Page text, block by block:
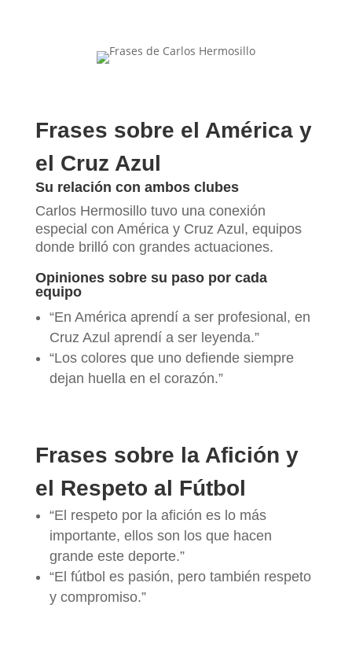
Frases sobre el América y
el Cruz Azul
Su relación con ambos clubes
Carlos Hermosillo tuvo una conexión
especial con América y Cruz Azul, equipos
donde brilló con grandes actuaciones.
Opiniones sobre su paso por cada
equipo
“En América aprendí a ser profesional, en
Cruz Azul aprendí a ser leyenda.”
“Los colores que uno defiende siempre
dejan huella en el corazón.”
Frases sobre la Afición y
el Respeto al Fútbol
“El respeto por la afición es lo más
importante, ellos son los que hacen
grande este deporte.”
“El fútbol es pasión, pero también respeto
y compromiso.”